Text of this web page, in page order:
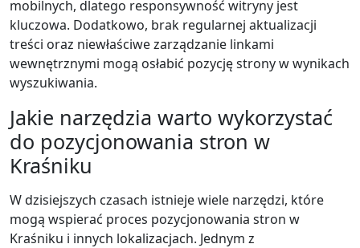
mobilnych, dlatego responsywność witryny jest
kluczowa. Dodatkowo, brak regularnej aktualizacji
treści oraz niewłaściwe zarządzanie linkami
wewnętrznymi mogą osłabić pozycję strony w wynikach
wyszukiwania.
Jakie narzędzia warto wykorzystać
do pozycjonowania stron w
Kraśniku
W dzisiejszych czasach istnieje wiele narzędzi, które
mogą wspierać proces pozycjonowania stron w
Kraśniku i innych lokalizacjach. Jednym z